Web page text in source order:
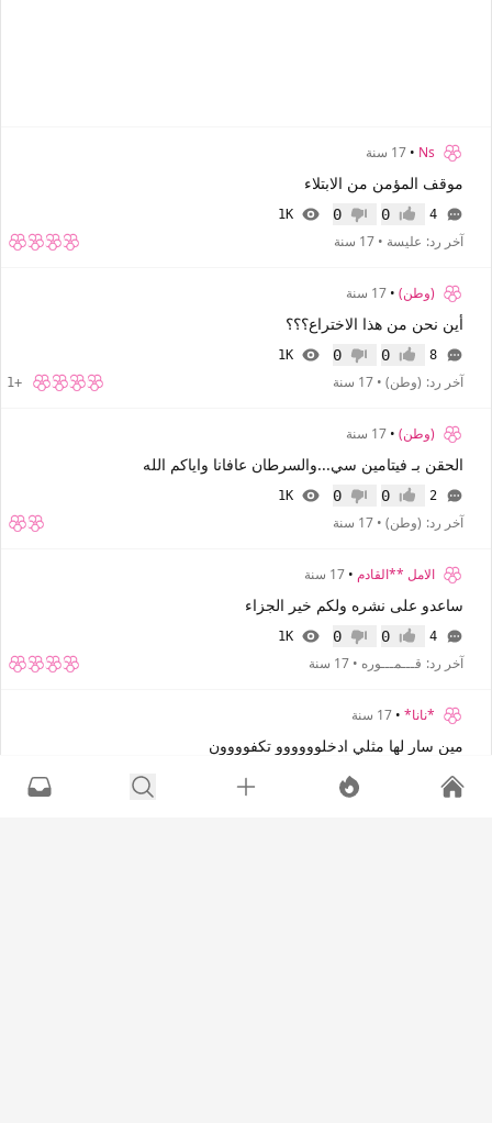
Ns
• 17 سنة
موقف المؤمن من الابتلاء
4 إعجاب0 عدم إعجاب
0
1K
آخر رد: عليسة • 17 سنة
(وطن) • 17 سنة
أين نحن من هذا الاختراع؟؟؟
8 إعجاب0 عدم إعجاب
0
1K
آخر رد: (وطن) • 17 سنة +1
(وطن) • 17 سنة
الحقن بـ فيتامين سي...والسرطان عافانا واياكم الله
2 إعجاب0 عدم إعجاب
0
1K
آخر رد: (وطن) • 17 سنة
الامل **القادم • 17 سنة
ساعدو على نشره ولكم خير الجزاء
4 إعجاب0 عدم إعجاب
0
1K
آخر رد: قـــمـــوره • 17 سنة
*نانا* • 17 سنة
مين سار لها مثلي ادخلوووووو تكفوووون
عدم إعجاب
آخر رد: 17 سنة